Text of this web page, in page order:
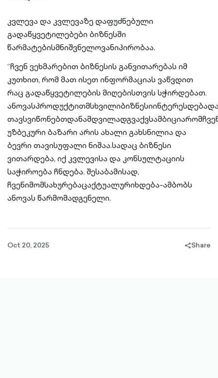
კვლევა და კვლევაზე დაფუძნებული
გადაწყვეტილებები ბიზნესში
წარმატებისმნიშვნელოვანიპირობაა.
“ჩვენ ვეხმარებით ბიზნესის განვითარებას იმ
კუთხით, რომ მათ ისეთ ინფორმაციას ვაწვდით
რაც გადაწყვეტილების მიღებისთვის სჭირდებათ.
უზბეკური ბაზარი არის ახალი გახსნილია და
ბევრი თავისუფალი ნიშაა.სადაც ბიზნესი
ვითარდება, იქ კვლევისა და კონსულტაციის
საჭიროება ჩნდება. შესაბამისად,
ჩვენიმომსახურებაცაქტუალურიხდება-ამბობს
ანოვას წარმომადგენელი.
Oct 20, 2025
share-
Share